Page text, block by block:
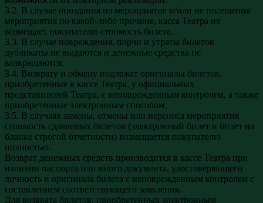
3.2. В случае опоздания на мероприятие и/или не посещения
мероприятия по какой-либо причине, касса Театра не
возмещает покупателю стоимость билета.
3.3. В случае повреждения, порчи и утраты билетов
дубликаты не выдаются и денежные средства не
возвращаются.
3.4. Возврату и обмену подлежат оригиналы билетов,
приобретенные в кассе Театра, у официальных
представителей Театра, с неповрежденным контролем, а также
приобретенные электронным способом.
3.5. В случаях замены, отмены или переноса мероприятия
стоимость сдаваемых билетов (электронный билет и билет на
бланке строгой отчетности) возмещается покупателю
полностью.
Возврат денежных средств производится в кассе Театра при
наличии паспорта или иного документа, удостоверяющего
личность и оригинала билета с неповрежденным контролем с
составлением соответствующего заявления.
Для возврата билетов, приобретенных электронным